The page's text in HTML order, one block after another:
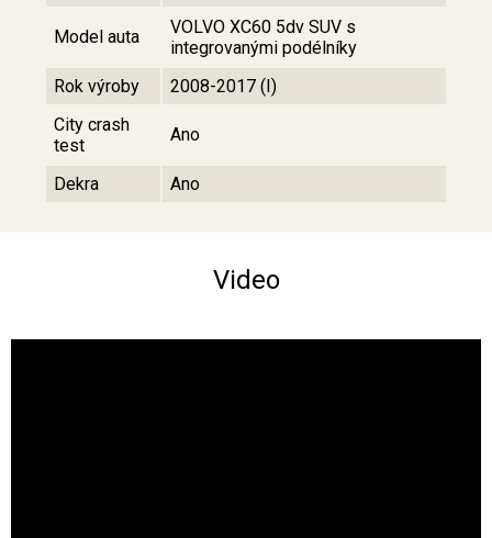
Model auta
VOLVO XC60 5dv SUV s
integrovanými podélníky
Rok výroby
2008-2017 (I)
City crash
test
Ano
Dekra Ano
Video